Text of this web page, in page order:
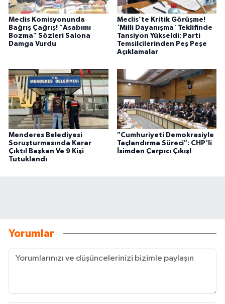
Meclis Komisyonunda
Bağrış Çağrış! "Asabımı
Bozma" Sözleri Salona
Damga Vurdu
Meclis’te Kritik Görüşme!
'Milli Dayanışma' Teklifinde
Tansiyon Yükseldi: Parti
Temsilcilerinden Peş Peşe
Açıklamalar
Menderes Belediyesi
Soruşturmasında Karar
Çıktı! Başkan Ve 9 Kişi
Tutuklandı
"Cumhuriyeti Demokrasiyle
Taçlandırma Süreci": CHP'li
İsimden Çarpıcı Çıkış!
Yorumlar